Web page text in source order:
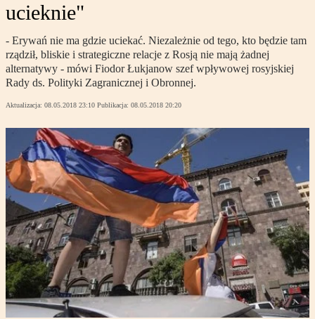
ucieknie"
- Erywań nie ma gdzie uciekać. Niezależnie od tego, kto będzie tam
rządził, bliskie i strategiczne relacje z Rosją nie mają żadnej
alternatywy - mówi Fiodor Łukjanow szef wpływowej rosyjskiej
Rady ds. Polityki Zagranicznej i Obronnej.
Aktualizacja: 08.05.2018 23:10 Publikacja: 08.05.2018 20:20